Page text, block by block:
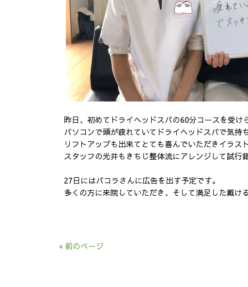
昨日、初めてドライヘッドスパの60分コースを受け
パソコンで頭が疲れていてドライヘッドスパで気持
リフトアップも出来てとても喜んでいただきイラス
スタッフの光井もきちじ整体流にアレンジして試行
27日にはパコラさんに広告を出す予定です。
多くの方に来院していただき、そして満足した戴け
« 前のページ